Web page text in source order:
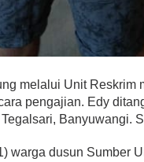
melalui Unit Reskrim
pengajian. Edy
Banyuwangi.
warga dusun Sumber